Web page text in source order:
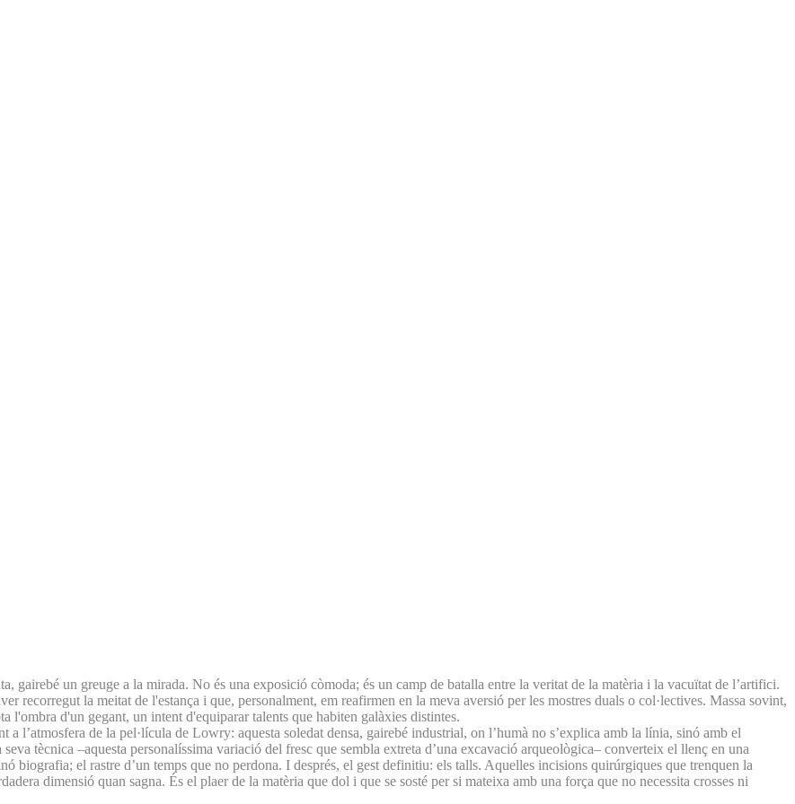
gairebé un greuge a la mirada. No és una exposició còmoda; és un camp de batalla entre la veritat de la matèria i la vacuïtat de l’artifici.
recorregut la meitat de l'estança i que, personalment, em reafirmen en la meva aversió per les mostres duals o col·lectives. Massa sovint,
l'ombra d'un gegant, un intent d'equiparar talents que habiten galàxies distintes.
l’atmosfera de la pel·lícula de Lowry: aquesta soledat densa, gairebé industrial, on l’humà no s’explica amb la línia, sinó amb el
tècnica –aquesta personalíssima variació del fresc que sembla extreta d’una excavació arqueològica– converteix el llenç en una
biografia; el rastre d’un temps que no perdona. I després, el gest definitiu: els talls. Aquelles incisions quirúrgiques que trenquen la
dimensió quan sagna. És el plaer de la matèria que dol i que se sosté per si mateixa amb una força que no necessita crosses ni